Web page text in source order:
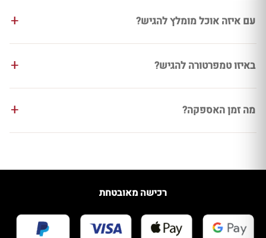
עם איזה אוכל מומלץ להגיש?
באיזו טמפרטורה להגיש?
מה זמן האספקה?
רכישה מאובטחת